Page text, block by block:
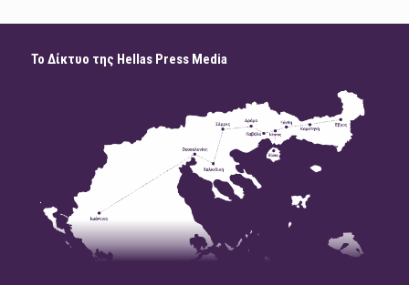
Το Δίκτυο της Hellas Press Media